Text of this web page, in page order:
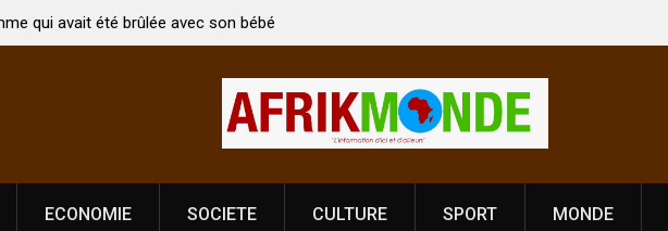
Coopération: Le ministre Indien Kirti Vardhan Singh à
Abidjan pour la célébration de la Fête de
Côte d’Ivoire, l’opérateur culturel
prononce
ECONOMIE SOCIETE CULTURE SPORT MONDE